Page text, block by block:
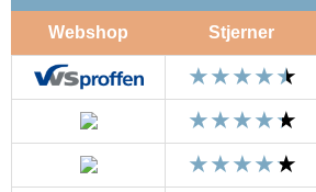
Webshop Stjerner